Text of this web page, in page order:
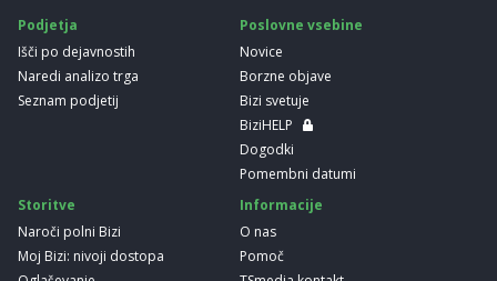
Podjetja
Išči po dejavnostih
Naredi analizo trga
Seznam podjetij
Poslovne vsebine
Novice
Borzne objave
Bizi svetuje
BiziHELP
Dogodki
Pomembni datumi
Storitve
Naroči polni Bizi
Moj Bizi: nivoji dostopa
Informacije
O nas
Pomoč